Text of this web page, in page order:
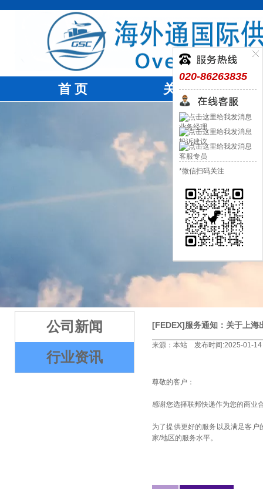
020-86263835
业务经理
投诉建议
客服专员
*微信扫码关注
首 页 关于我们
公司新闻
行业资讯
[FEDEX]服务通知：关于上海
来源：本站 发布时间:2025-01-
尊敬的客户：
感谢您选择联邦快递作为您的商业
为了提供更好的服务以及满足客
家/地区的服务水平。